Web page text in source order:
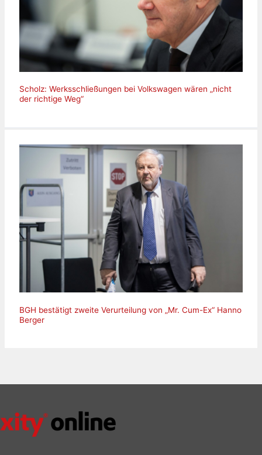
Scholz: Werksschließungen bei Volkswagen wären „nicht
der richtige Weg“
BGH bestätigt zweite Verurteilung von „Mr. Cum-Ex“ Hanno
Berger